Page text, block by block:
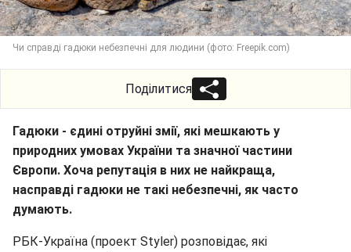
Чи справді гадюки небезпечні для людини (фото: Freepik.com)
Поділитися
Гадюки - єдині отруйні змії, які мешкають у
природних умовах України та значної частини
Європи. Хоча репутація в них не найкраща,
насправді гадюки не такі небезпечні, як часто
думають.
РБК-Україна (проект Styler) розповідає, які